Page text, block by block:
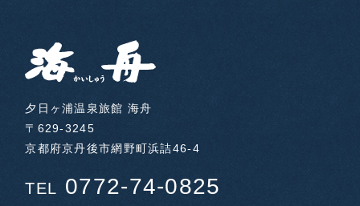
夕日ヶ浦温泉旅館 海舟
〒629-3245
京都府京丹後市網野町浜詰46-4
TEL 0772-74-0825